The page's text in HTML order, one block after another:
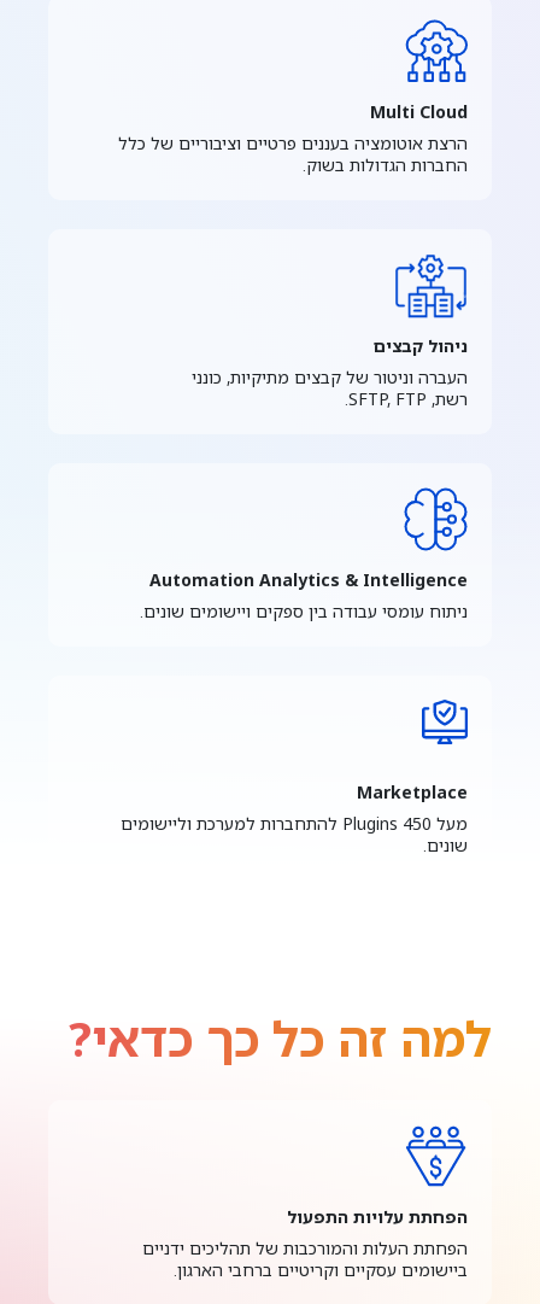
Multi Cloud
הרצת אוטומציה בעננים פרטיים וציבוריים של כלל
החברות הגדולות בשוק.
ניהול קבצים
העברה וניטור של קבצים מתיקיות, כונני
רשת, SFTP, FTP.
Automation Analytics & Intelligence
ניתוח עומסי עבודה בין ספקים ויישומים שונים.
Marketplace
מעל 450 Plugins להתחברות למערכת וליישומים
שונים.
למה זה כל כך כדאי?
הפחתת עלויות התפעול
הפחתת העלות והמורכבות של תהליכים ידניים
ביישומים עסקיים וקריטיים ברחבי הארגון.